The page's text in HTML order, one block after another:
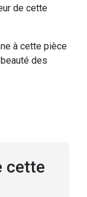
de cette
à cette pièce
des
cette